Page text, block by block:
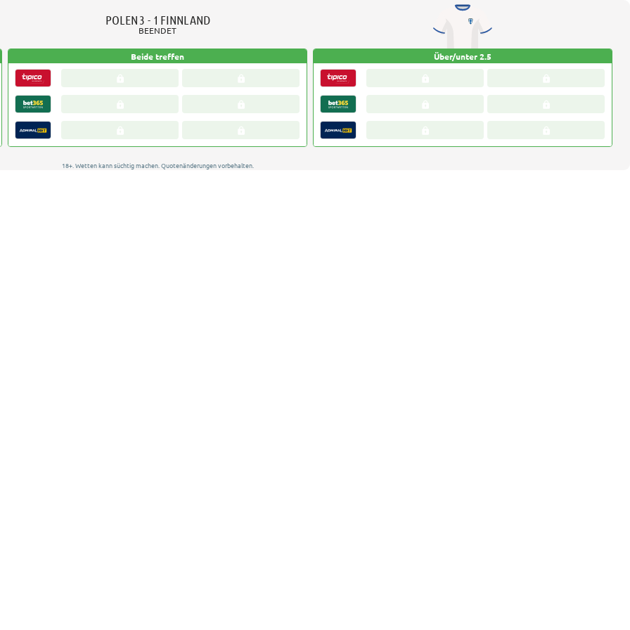
POLEN3 - 1 FINNLAND
BEENDET
Beide treffen Über/unter 2.5
18+. Wetten kann süchtig machen. Quotenänderungen vorbehalten.